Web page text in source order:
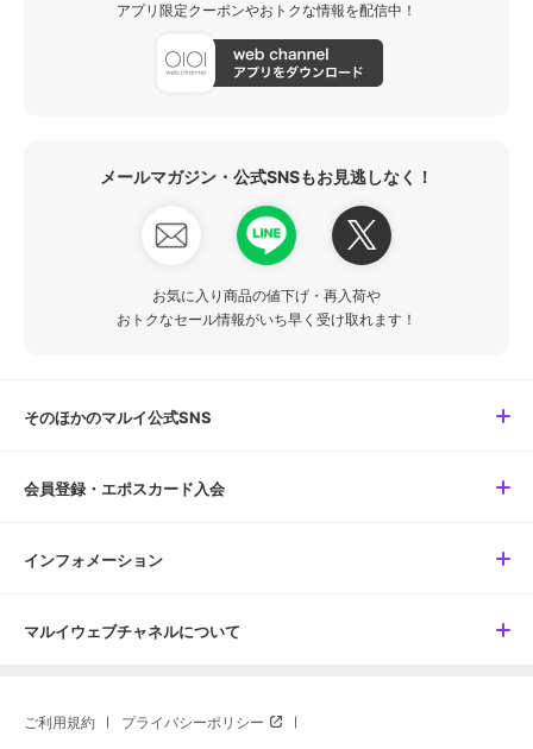
アプリ限定クーポンやおトクな情報を配信中！
メールマガジン・公式SNSもお見逃しなく！
お気に入り商品の値下げ・再入荷や
おトクなセール情報がいち早く受け取れます！
そのほかのマルイ公式SNS
会員登録・エポスカード入会
インフォメーション
マルイウェブチャネルについて
ご利用規約 プライバシーポリシー